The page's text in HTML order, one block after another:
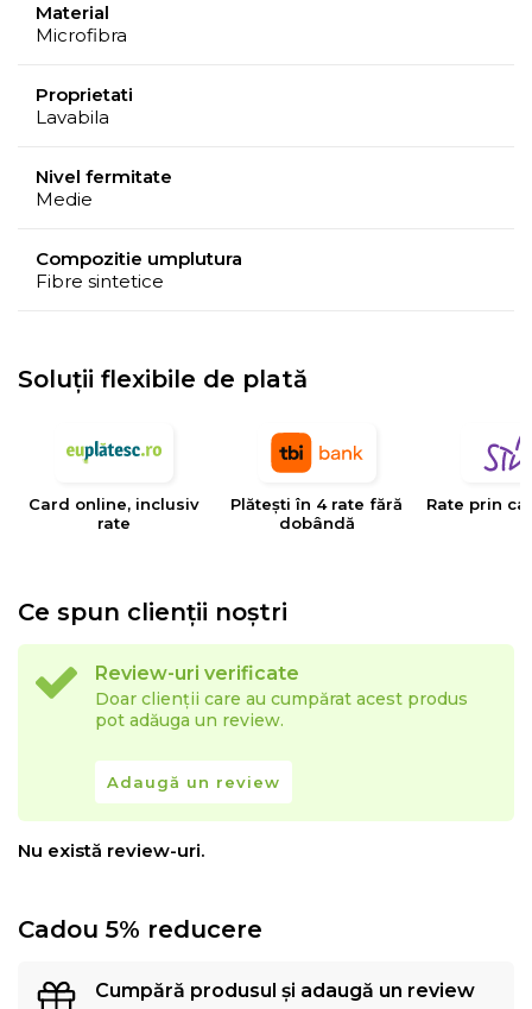
Material
Microfibra
Proprietati
Lavabila
Nivel fermitate
Medie
Compozitie umplutura
Fibre sintetice
Soluții flexibile de plată
Card online, inclusiv
rate
Plătești în 4 rate fără
dobândă
Rate prin
Ce spun clienții noștri
Review-uri verificate
Doar clienții care au cumpărat acest produs
pot adăuga un review.
Adaugă un review
Nu există review-uri.
Cadou 5% reducere
Cumpără produsul și adaugă un review